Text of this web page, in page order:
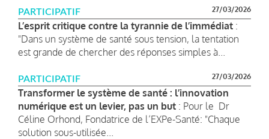
PARTICIPATIF 27/03/2026
L’esprit critique contre la tyrannie de l’immédiat :
"Dans un système de santé sous tension, la tentation
est grande de chercher des réponses simples à...
PARTICIPATIF 27/03/2026
Transformer le système de santé : l’innovation
numérique est un levier, pas un but : Pour le Dr
Céline Orhond, Fondatrice de l’EXPe-Santé: "Chaque
solution sous-utilisée...